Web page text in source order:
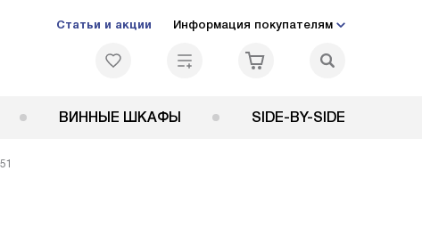
Статьи и акции Информация покупателям
ВИННЫЕ ШКАФЫ SIDE-BY-SIDE